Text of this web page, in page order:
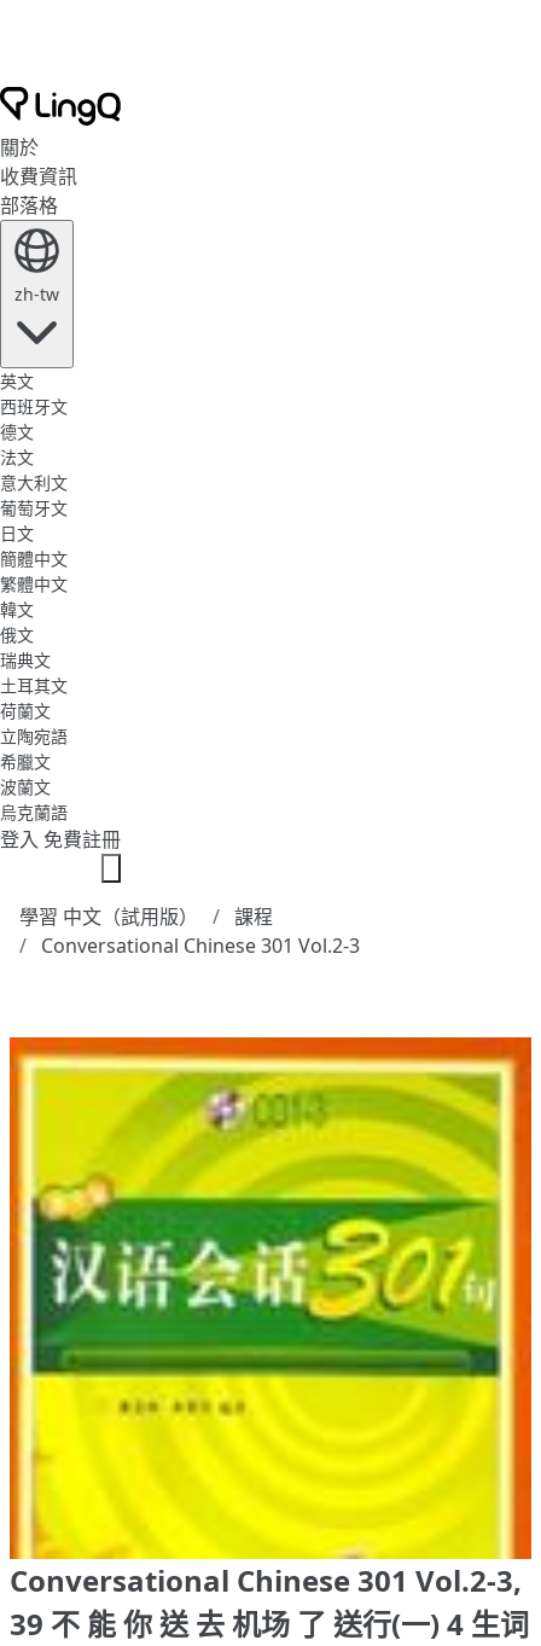
關於
收費資訊
部落格
zh-tw
英文
西班牙文
德文
法文
意大利文
葡萄牙文
日文
簡體中文
繁體中文
韓文
俄文
瑞典文
土耳其文
荷蘭文
立陶宛語
希臘文
波蘭文
烏克蘭語
登入 免費註冊
學習 中文（試用版）
課程
Conversational Chinese 301 Vol.2-3
Conversational Chinese 301 Vol.2-3,
39 不 能 你 送 去 机场 了 送行(一) 4 生词